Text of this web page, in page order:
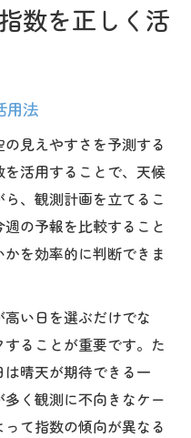
数を正しく活
用法
見えやすさを予測する
活用することで、天候
、観測計画を立てるこ
の予報を比較すること
を効率的に判断できま
い日を選ぶだけでな
ることが重要です。た
晴天が期待できる一
く観測に不向きなケー
て指数の傾向が異なる